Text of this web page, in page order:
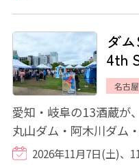
ダ
4th
名古
愛知・岐阜の13酒蔵が
丸山ダム・阿木川ダム
み、2023年にスタート
2026年11月7日(土)、